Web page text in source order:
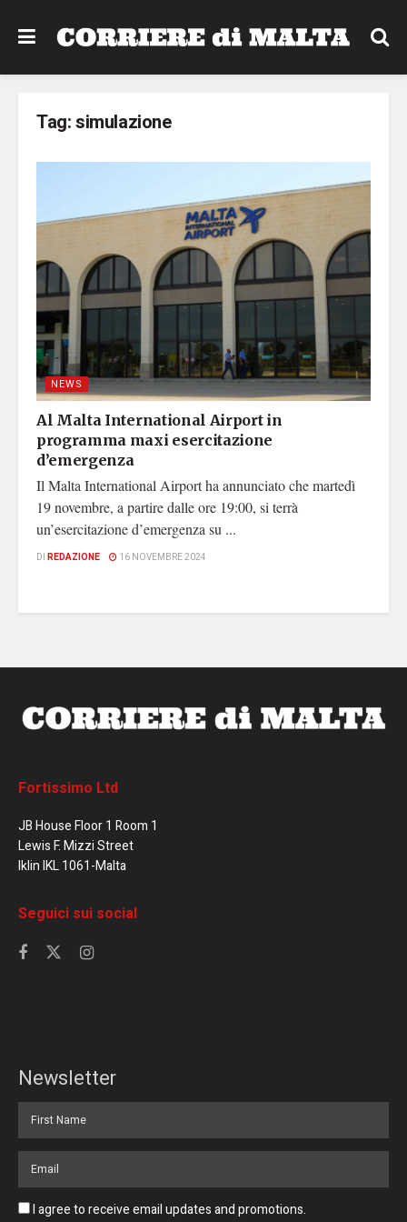
Tag:simulazione
NEWS
Al Malta International Airport in
programma maxi esercitazione
d’emergenza
Il Malta International Airport ha annunciato che martedì
19 novembre, a partire dalle ore 19:00, si terrà
un’esercitazione d’emergenza su ...
DI REDAZIONE 16 NOVEMBRE 2024
Fortissimo Ltd
JB House Floor 1 Room 1
Lewis F. Mizzi Street
Iklin IKL 1061-Malta
Seguici sui social
Newsletter
I agree to receive email updates and promotions.